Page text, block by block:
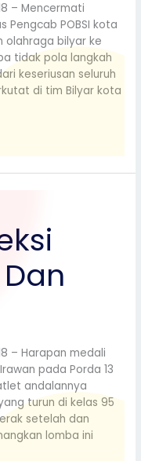
– Mencermati
Pengcab POBSI kota
olahraga bilyar ke
tidak pola langkah
keseriusan seluruh
di tim Bilyar kota
– Harapan medali
pada Porda 13
andalannya
turun di kelas 95
setelah dan
lomba ini